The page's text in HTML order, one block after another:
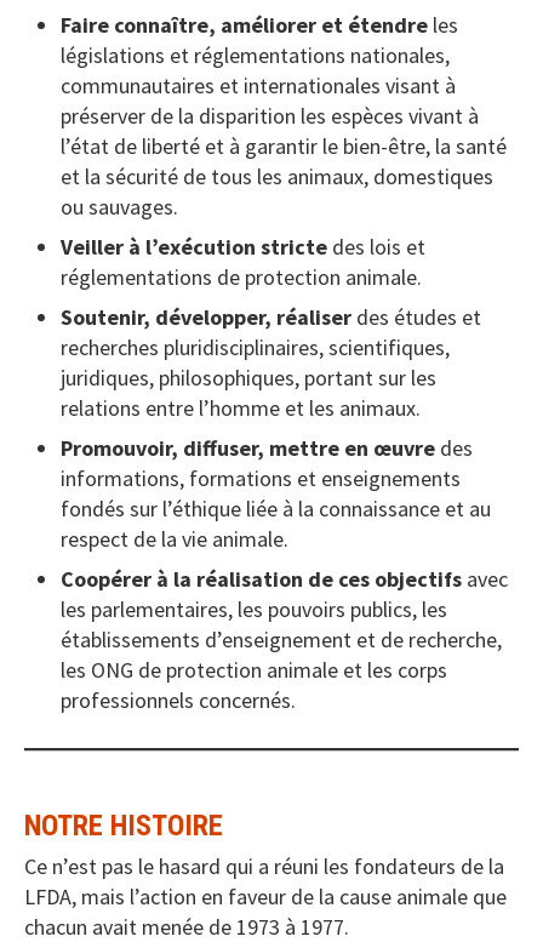
Faire connaître, améliorer et étendre les
législations et réglementations nationales,
communautaires et internationales visant à
préserver de la disparition les espèces vivant à
l’état de liberté et à garantir le bien-être, la santé
et la sécurité de tous les animaux, domestiques
ou sauvages.
Veiller à l’exécution stricte des lois et
réglementations de protection animale.
Soutenir, développer, réaliser des études et
recherches pluridisciplinaires, scientifiques,
juridiques, philosophiques, portant sur les
relations entre l’homme et les animaux.
Promouvoir, diffuser, mettre en œuvre des
informations, formations et enseignements
fondés sur l’éthique liée à la connaissance et au
respect de la vie animale.
Coopérer à la réalisation de ces objectifs avec
les parlementaires, les pouvoirs publics, les
établissements d’enseignement et de recherche,
les ONG de protection animale et les corps
professionnels concernés.
NOTRE HISTOIRE
Ce n’est pas le hasard qui a réuni les fondateurs de la
LFDA, mais l’action en faveur de la cause animale que
chacun avait menée de 1973 à 1977.